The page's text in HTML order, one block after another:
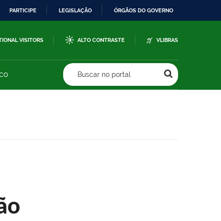
PARTICIPE LEGISLAÇÃO ÓRGÃOS DO GOVERNO
VISITORS ALTO CONTRASTE VLIBRAS
Buscar no portal